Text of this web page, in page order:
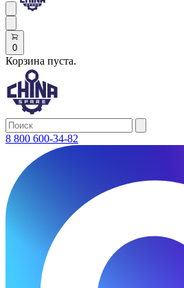
0
Корзина пуста.
8 800 600-34-82